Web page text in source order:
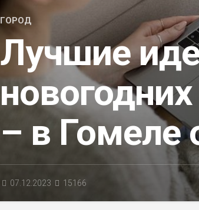
ГОРОД
Лучшие
– в Гомеле
07.12.2023 15166